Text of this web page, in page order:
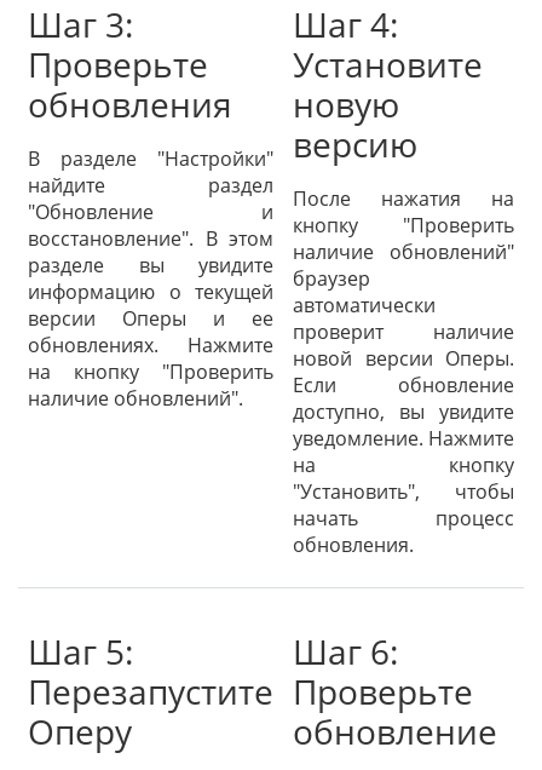
Шаг 3:
Проверьте
обновления
В разделе "Настройки"
найдите раздел
"Обновление и
восстановление". В этом
разделе вы увидите
информацию о текущей
версии Оперы и ее
обновлениях. Нажмите
на кнопку "Проверить
наличие обновлений".
Шаг 4:
Установите
новую
версию
После нажатия на
кнопку "Проверить
наличие обновлений"
браузер
автоматически
проверит наличие
новой версии Оперы.
Если обновление
доступно, вы увидите
уведомление. Нажмите
на кнопку
"Установить", чтобы
начать процесс
обновления.
Шаг 5:
Перезапустите
Оперу
Шаг 6:
Проверьте
обновление